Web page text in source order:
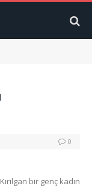
0
bir genç kadın